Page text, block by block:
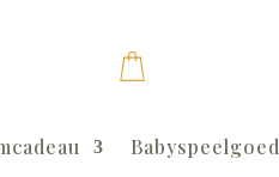
Babyspeelgoed